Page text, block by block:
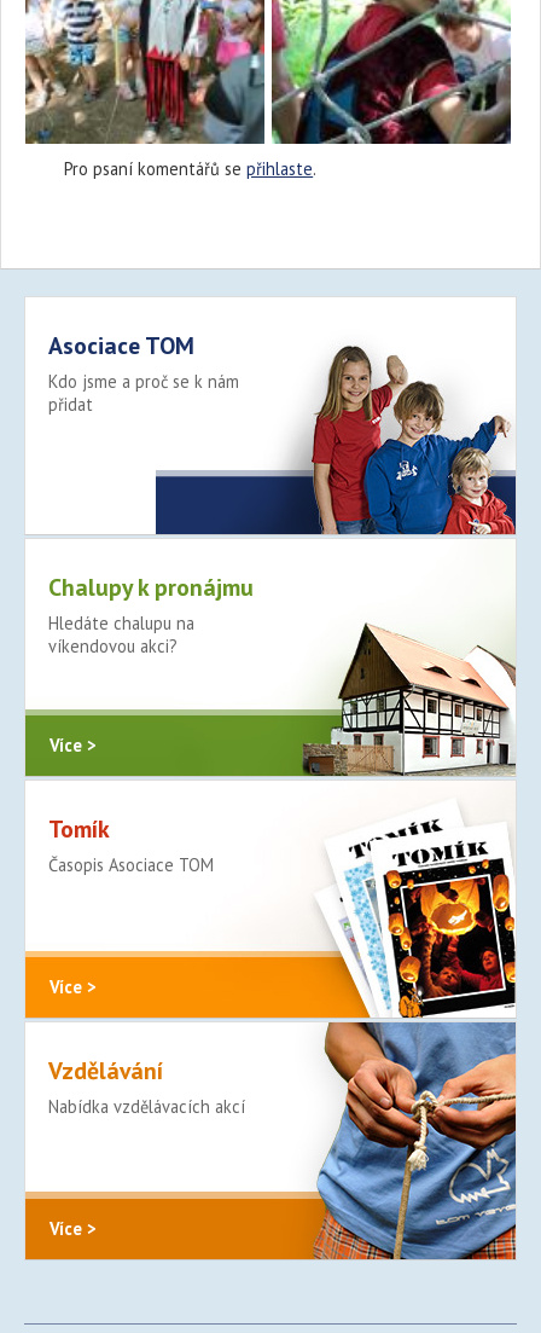
Pro psaní komentářů sepřihlaste.
Asociace TOM
Kdo jsme a proč se k nám
přidat
Chalupy k pronájmu
Hledáte chalupu na
víkendovou akci?
Více >
Tomík
Časopis Asociace TOM
Více >
Vzdělávání
Nabídka vzdělávacích akcí
Více >